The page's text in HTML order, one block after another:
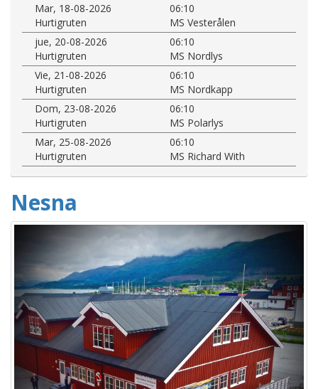
Mar, 18-08-2026
06:10
Hurtigruten
MS Vesterålen
jue, 20-08-2026
06:10
Hurtigruten
MS Nordlys
Vie, 21-08-2026
06:10
Hurtigruten
MS Nordkapp
Dom, 23-08-2026
06:10
Hurtigruten
MS Polarlys
Mar, 25-08-2026
06:10
Hurtigruten
MS Richard With
Nesna